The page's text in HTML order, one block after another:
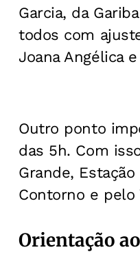
Garcia, da
todos com
Joana Angélica
Outro ponto
das 5h. Com
Grande,
Contorno e pelo
Orientação